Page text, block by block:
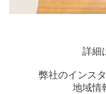
詳細
弊社のインス
地域情